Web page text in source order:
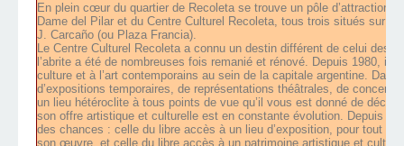
En plein cœur du quartier de Recoleta se trouve un pôle d’attraction
Dame del Pilar et du Centre Culturel Recoleta, tous trois situés sur
J. Carcaño (ou Plaza Francia).
Le Centre Culturel Recoleta a connu un destin différent de celui des
l’abrite a été de nombreuses fois remanié et rénové. Depuis 1980, il
culture et à l’art contemporains au sein de la capitale argentine.
d’expositions temporaires, de représentations théâtrales, de
un lieu hétéroclite à tous points de vue qu’il vous est donné de
son offre artistique et culturelle est en constante évolution. Depuis
des chances : celle du libre accès à un lieu d’exposition, pour tout
son œuvre, et celle du libre accès à un patrimoine artistique et